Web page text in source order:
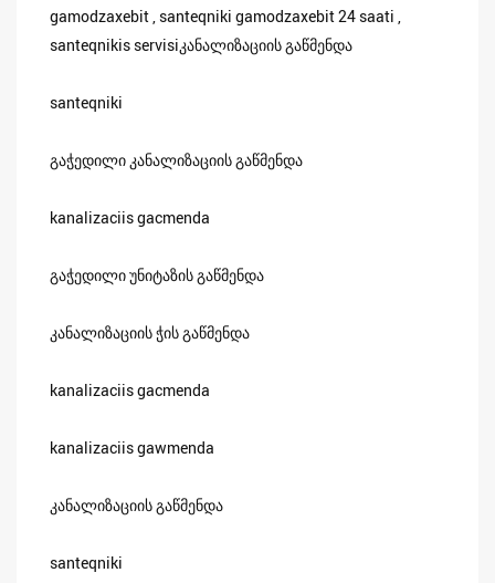
gamodzaxebit , santeqniki gamodzaxebit 24 saati ,
santeqnikis servisiკანალიზაციის გაწმენდა
santeqniki
გაჭედილი კანალიზაციის გაწმენდა
kanalizaciis gacmenda
გაჭედილი უნიტაზის გაწმენდა
კანალიზაციის ჭის გაწმენდა
kanalizaciis gacmenda
kanalizaciis gawmenda
კანალიზაციის გაწმენდა
santeqniki